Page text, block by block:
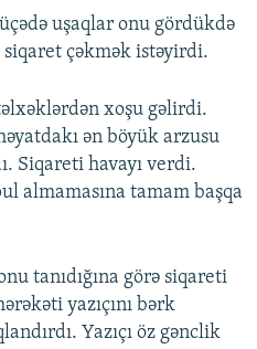
uşaqlar onu gördükdə
çəkmək istəyirdi.
xoşu gəlirdi.
ən böyük arzusu
Siqareti havayı verdi.
almamasına tamam başqa
tanıdığına görə siqareti
yazıçını bərk
Yazıçı öz gənclik